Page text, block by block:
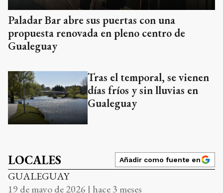
Paladar Bar abre sus puertas con una
propuesta renovada en pleno centro de
Gualeguay
Tras el temporal, se vienen
días fríos y sin lluvias en
Gualeguay
LOCALES Añadir como fuente en
GUALEGUAY
19 de mayo de 2026 | hace 3 meses